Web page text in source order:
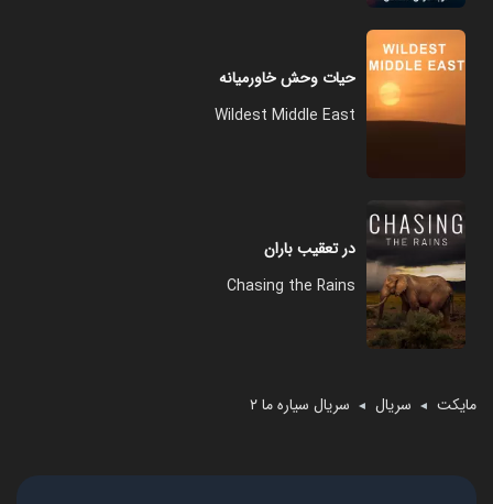
حیات وحش خاورمیانه
Wildest Middle East
در تعقیب باران
Chasing the Rains
مایکت ◄ سریال ◄ سریال سیاره ما ۲